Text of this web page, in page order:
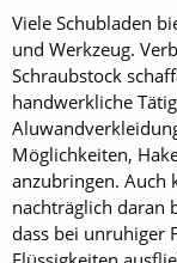
Viele Schubladen
und Werkzeug.
Schraubstock
handwerkliche
Möglichkeiten,
anzubringen. Auch
nachträglich daran
dass bei unruhiger